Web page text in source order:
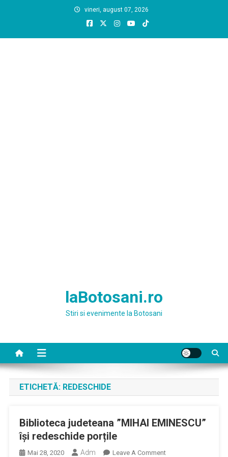
vineri, august 07, 2026
laBotosani.ro
Stiri si evenimente la Botosani
ETICHETĂ: REDESCHIDE
Biblioteca judeteana ”MIHAI EMINESCU”
își redeschide porțile
Mai 28, 2020 Adm Leave A CommentOn